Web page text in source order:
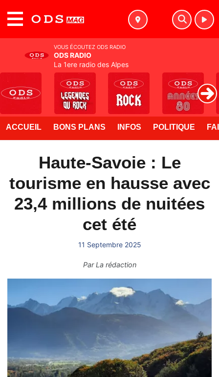
ACCUEIL BONS PLANS INFOS POLITIQUE
Haute-Savoie : Le
tourisme en hausse avec
23,4 millions de nuitées
cet été
11 Septembre 2025
ParLa rédaction
VOUS ÉCOUTEZ ODS RADIO
ODS RADIO
La 1ere radio des Alpes